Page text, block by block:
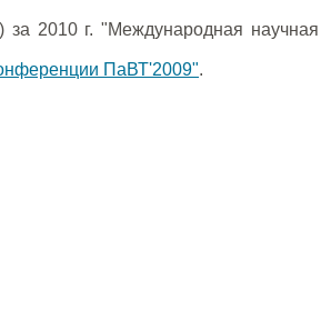
2010 г. "Международная
ПаВТ'2009".